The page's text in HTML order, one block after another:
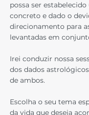
possa ser
concreto e dado o
direcionamento para
levantadas em
Irei conduzir nossa
dos dados
de ambos.
Escolha o seu tema
da vida que deseja